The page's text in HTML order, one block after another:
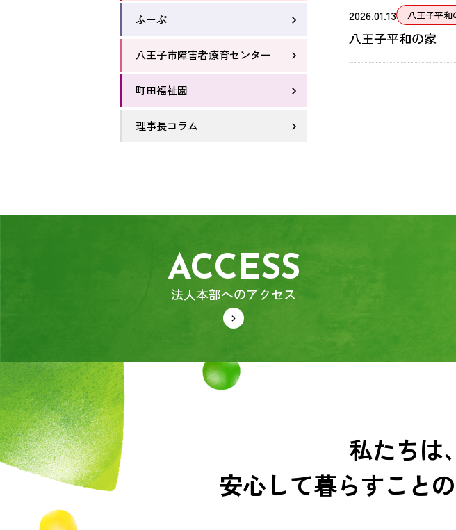
2026.01.13 八王子平和
八王子平和の家
ふーぷ
八王子市障害者療育センター
町田福祉園
理事長コラム
ACCESS
法人本部へのアクセス
私たちは
安心して暮らすこと